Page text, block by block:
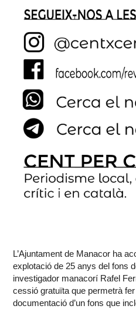
L’Ajuntament de Manacor ha
explotació de 25 anys del fons
investigador manacorí Rafel
cessió gratuïta que permetrà
documentació d’un fons que